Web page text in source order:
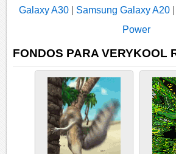
Galaxy A30
Samsung Galaxy A20
Power
FONDOS PARA VERYKOOL